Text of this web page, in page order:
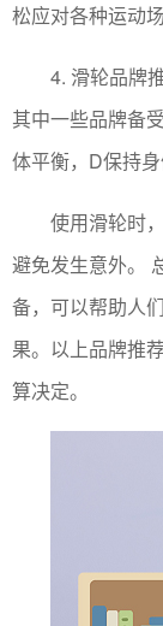
松应对各种运动场
4. 滑轮品牌
其中一些品牌备
体平衡，D保持身
使用滑轮时
避免发生意外。
备，可以帮助人
果。以上品牌推
算决定。